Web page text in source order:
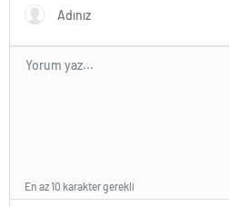
En az 10 karakter gerekli